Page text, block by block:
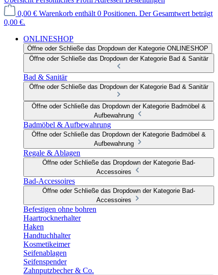
0,00 € Warenkorb enthält 0 Positionen. Der Gesamtwert beträgt
0,00 €.
ONLINESHOP
Öffne oder Schließe das Dropdown der Kategorie ONLINESHOP
Öffne oder Schließe das Dropdown der Kategorie Bad & Sanitär
Bad & Sanitär
Öffne oder Schließe das Dropdown der Kategorie Bad & Sanitär
Öffne oder Schließe das Dropdown der Kategorie Badmöbel &
Aufbewahrung
Badmöbel & Aufbewahrung
Öffne oder Schließe das Dropdown der Kategorie Badmöbel &
Aufbewahrung
Regale & Ablagen
Öffne oder Schließe das Dropdown der Kategorie Bad-
Accessoires
Bad-Accessoires
Öffne oder Schließe das Dropdown der Kategorie Bad-
Accessoires
Befestigen ohne bohren
Haartrocknerhalter
Haken
Handtuchhalter
Kosmetikeimer
Seifenablagen
Seifenspender
Zahnputzbecher & Co.